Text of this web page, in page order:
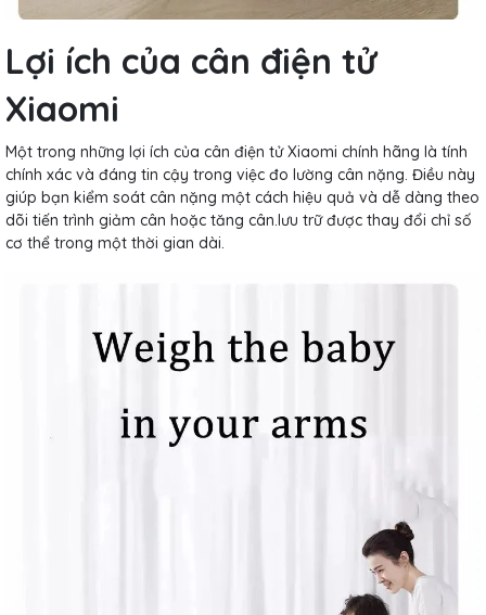
Lợi ích của cân điện tử
Xiaomi
Một trong những lợi ích của cân điện tử Xiaomi chính hãng là tính
chính xác và đáng tin cậy trong việc đo lường cân nặng. Điều này
giúp bạn kiểm soát cân nặng một cách hiệu quả và dễ dàng theo
dõi tiến trình giảm cân hoặc tăng cân.lưu trữ được thay đổi chỉ số
cơ thể trong một thời gian dài.